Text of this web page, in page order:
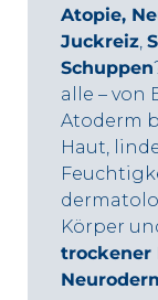
Partner Apotheke in
Atopie,
Juckreiz,
Schuppen
alle – von
Atoderm
Haut,
Körper
trockener